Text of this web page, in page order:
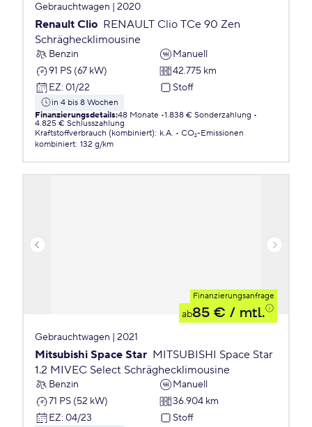
Gebrauchtwagen | 2020
Renault Clio RENAULT Clio TCe 90 Zen
Schräghecklimousine
Benzin
Manuell
91 PS (67 kW)
42.775 km
EZ: 01/22 Stoff
in 4 bis 8 Wochen
Finanzierungsdetails:48 Monate 1.838 € Sonderzahlung
4.825 € Schlusszahlung
Kraftstoffverbrauch (kombiniert): k.A.
CO₂-Emissionen
kombiniert: 132 g/km
Finanzierungsanfrage
ab85 € / mtl.
Gebrauchtwagen | 2021
Mitsubishi Space Star MITSUBISHI Space Star
1.2 MIVEC Select Schräghecklimousine
Benzin
Manuell
71 PS (52 kW)
36.904 km
EZ: 04/23 Stoff